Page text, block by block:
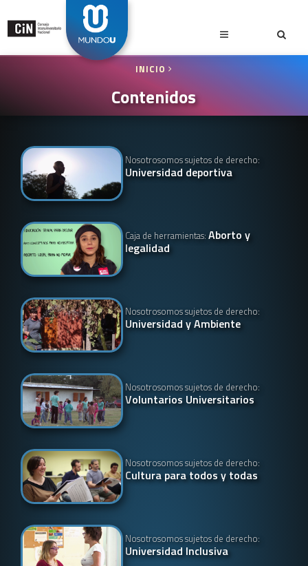
INICIO
Contenidos
Nosotrosomos sujetos de derecho:
Universidad deportiva
Caja de herramientas:Aborto y
legalidad
Nosotrosomos sujetos de derecho:
Universidad y Ambiente
Nosotrosomos sujetos de derecho:
Voluntarios Universitarios
Nosotrosomos sujetos de derecho:
Cultura para todos y todas
Nosotrosomos sujetos de derecho:
Universidad Inclusiva